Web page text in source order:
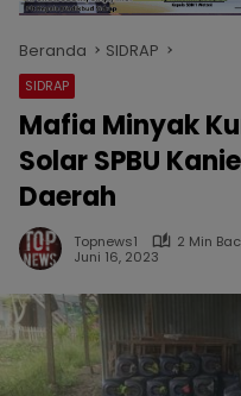
Beranda SIDRAP
SIDRAP
Mafia Minyak
Solar SPBU
Daerah
Topnews1
2 Min
Juni 16, 2023